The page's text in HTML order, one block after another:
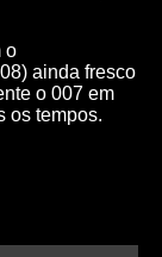
o
ainda fresco
o 007 em
os tempos.